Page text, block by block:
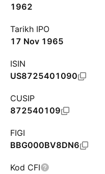
1962
Tarikh IPO
17 Nov 1965
ISIN
US8725401090
CUSIP
872540109
FIGI
BBG000BV8DN6
Kod CFI